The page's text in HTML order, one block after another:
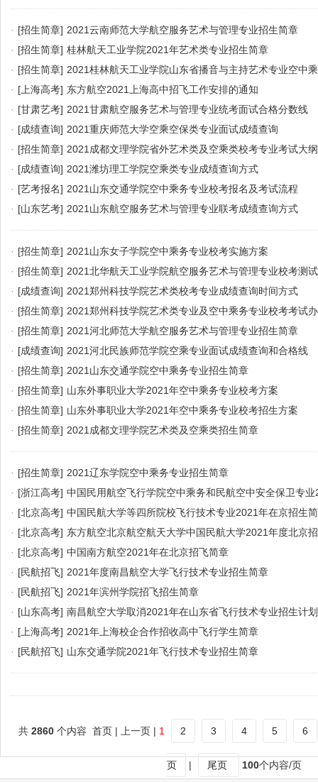
· [招生简章] 2021云南师范大学航空服务艺术与管理专业招生简章
· [招生简章] 桂林航天工业学院2021年艺术类专业招生简章
· [招生简章] 2021桂林航天工业学院山东省播音与主持艺术专业空中
· [上海高考] 东方航空2021上海高中招飞工作安排的通知
· [甘肃艺考] 2021甘肃航空服务艺术与管理专业统考面试合格分数线
· [成绩查询] 2021重庆师范大学空乘空保类专业面试成绩查询
· [招生简章] 2021成都文理学院省外艺术类及空乘类校考专业考试大纲
· [成绩查询] 2021潍坊理工学院空乘类专业成绩查询方式
· [艺考报名] 2021山东交通学院空中乘务专业校考报名及考试流程
· [山东艺考] 2021山东航空服务艺术与管理专业联考成绩查询方式
· [招生简章] 2021山东女子学院空中乘务专业校考实施方案
· [招生简章] 2021北华航天工业学院航空服务艺术与管理专业校考测
· [成绩查询] 2021郑州科技学院艺术类校考专业成绩查询时间方式
· [招生简章] 2021郑州科技学院艺术类专业及空中乘务专业校考考试
· [招生简章] 2021河北师范大学航空服务艺术与管理专业招生简章
· [成绩查询] 2021河北民族师范学院空乘专业面试成绩查询和合格线
· [招生简章] 2021山东交通学院空中乘务专业招生简章
· [招生简章] 山东外事职业大学2021年空中乘务专业校考方案
· [招生简章] 山东外事职业大学2021年空中乘务专业校考招生方案
· [招生简章] 2021成都文理学院艺术类及空乘类招生简章
· [招生简章] 2021辽东学院空中乘务专业招生简章
· [浙江高考] 中国民用航空飞行学院空中乘务和民航空中安全保卫专
章
· [北京高考] 中国民航大学等四所院校飞行技术专业2021年在京招生
· [北京高考] 东方航空北京航空航天大学中国民航大学2021年度北京
· [北京高考] 中国南方航空2021年在北京招飞简章
· [民航招飞] 2021年度南昌航空大学飞行技术专业招生简章
· [民航招飞] 2021年滨州学院招飞招生简章
· [山东高考] 南昌航空大学取消2021年在山东省飞行技术专业招生计
· [上海高考] 2021年上海校企合作招收高中飞行学生简章
· [民航招飞] 山东交通学院2021年飞行技术专业招生简章
共 2860 个内容 首页 | 上一页 | 1 2 3 4 5 6
页 | 尾页 100个内容/页